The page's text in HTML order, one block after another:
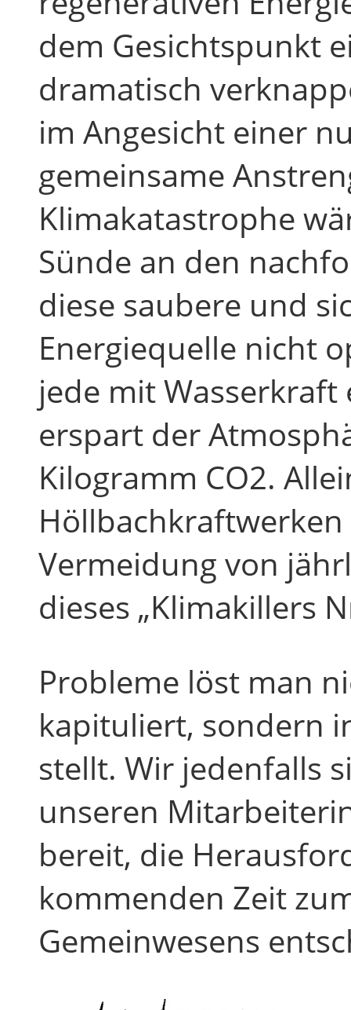
dem Gesichtspunkt
dramatisch
im Angesicht einer
gemeinsame
Klimakatastrophe
Sünde an den
diese saubere und
Energiequelle nicht
jede mit
erspart der
Kilogramm CO2.
Vermeidung von
dieses „Klimakillers
Probleme löst man
kapituliert, sondern
stellt. Wir jedenfalls
unseren
bereit, die
kommenden Zeit
Gemeinwesens